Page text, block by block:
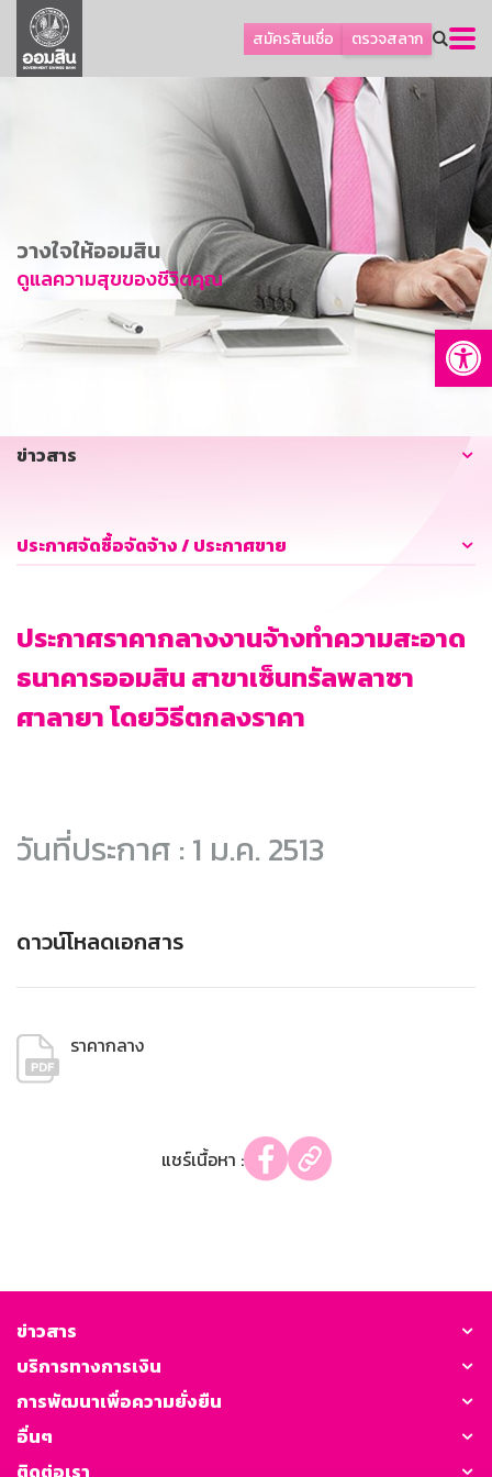
สมัครสินเชื่อ ตรวจสลาก
ลูกค้าธุรกิจ
ลูกค้าผู้ประกอบรายย่อย
การพัฒนาที่ยั่งยืน
ข่าวสาร
บริการทางการเงิน
อื่นๆ
วางใจให้ออมสิน
ดูแลความสุขของชีวิตคุณ
ข่าวสาร
ประกาศจัดซื้อจัดจ้าง / ประกาศขาย
ประกาศราคากลางงานจ้างทำความสะอาด
ธนาคารออมสิน สาขาเซ็นทรัลพลาซา
ศาลายา โดยวิธีตกลงราคา
วันที่ประกาศ : 1 ม.ค. 2513
ดาวน์โหลดเอกสาร
ราคากลาง
แชร์เนื้อหา :
ข่าวสาร
บริการทางการเงิน
การพัฒนาเพื่อความยั่งยืน
อื่นๆ